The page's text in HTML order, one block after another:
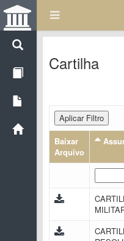
Cartilha
Aplicar Filtro
Baixar
Arquivo